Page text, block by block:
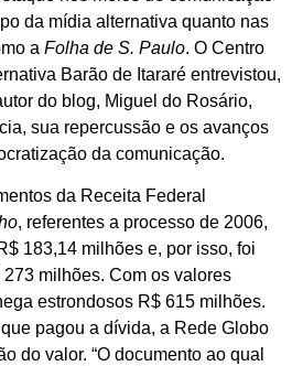
da mídia alternativa quanto nas
a Folha de S. Paulo. O Centro
Barão de Itararé entrevistou,
do blog, Miguel do Rosário,
sua repercussão e os avanços
da comunicação.
da Receita Federal
, referentes a processo de 2006,
183,14 milhões e, por isso, foi
milhões. Com os valores
estrondosos R$ 615 milhões.
pagou a dívida, a Rede Globo
do valor. “O documento ao qual